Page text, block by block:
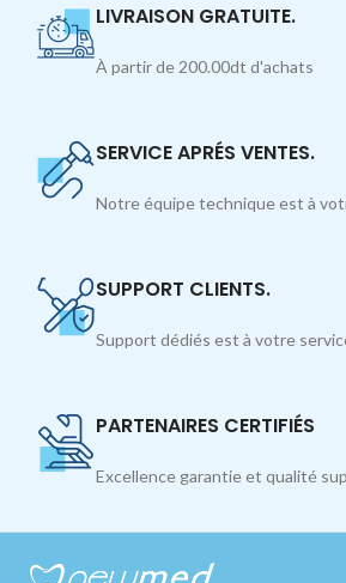
LIVRAISON GRATUITE.
À partir de 200.00dt d'achats
SERVICE APRÉS VENTES.
Notre équipe technique est à
SUPPORT CLIENTS.
Support dédiés est à votre
PARTENAIRES CERTIFIÉS
Excellence garantie et qualité